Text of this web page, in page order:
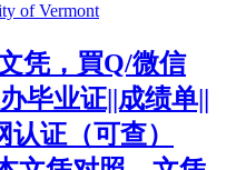
凭，買Q/微信
毕业证||成绩单||
证（可查）